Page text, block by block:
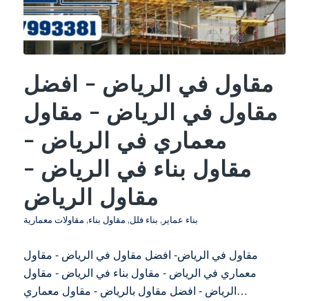
مقاول في الرياض – افضل
مقاول في الرياض – مقاول
معماري في الرياض –
مقاول بناء في الرياض –
مقاول الرياض
بناء عماير , بناء فلل, مقاول بناء, مقاولات معمارية
مقاول في الرياض- افضل مقاول في الرياض - مقاول
معماري في الرياض - مقاول بناء في الرياض - مقاول
الرياض - افضل مقاول بالرياض - مقاول معماري…